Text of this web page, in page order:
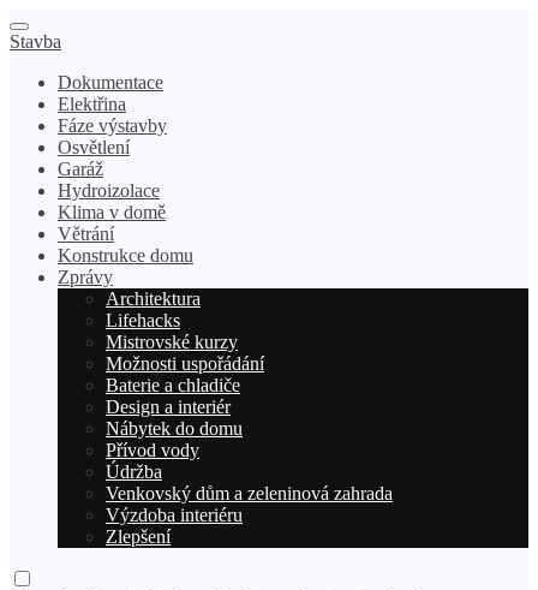
Stavba
Dokumentace
Elektřina
Fáze výstavby
Osvětlení
Garáž
Hydroizolace
Klima v domě
Větrání
Konstrukce domu
Zprávy
Architektura
Lifehacks
Mistrovské kurzy
Možnosti uspořádání
Baterie a chladiče
Design a interiér
Nábytek do domu
Přívod vody
Údržba
Venkovský dům a zeleninová zahrada
Výzdoba interiéru
Zlepšení